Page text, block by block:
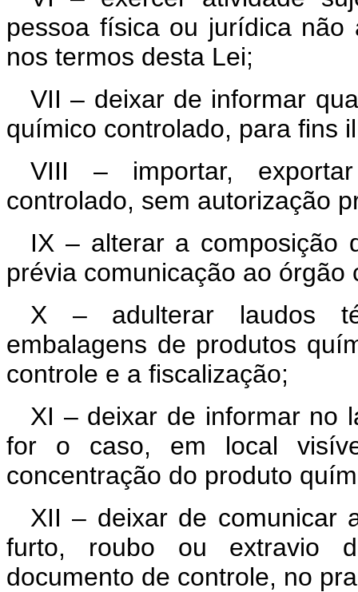
pessoa física ou jurídica não
nos termos desta Lei;
VII – deixar de informar
químico controlado, para fins
VIII – importar,
controlado, sem autorização
IX – alterar a composição
prévia comunicação ao órgão
X – adulterar laudos
embalagens de produtos
controle e a fiscalização;
XI – deixar de informar no
for o caso, em local
concentração do produto
XII – deixar de comunicar
furto, roubo ou extravio
documento de controle, no